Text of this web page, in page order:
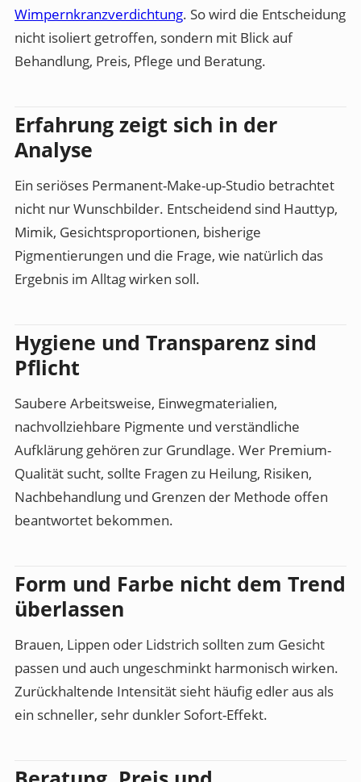
Wimpernkranzverdichtung. So wird die Entscheidung
nicht isoliert getroffen, sondern mit Blick auf
Behandlung, Preis, Pflege und Beratung.
Erfahrung zeigt sich in der
Analyse
Ein seriöses Permanent-Make-up-Studio betrachtet
nicht nur Wunschbilder. Entscheidend sind Hauttyp,
Mimik, Gesichtsproportionen, bisherige
Pigmentierungen und die Frage, wie natürlich das
Ergebnis im Alltag wirken soll.
Hygiene und Transparenz sind
Pflicht
Saubere Arbeitsweise, Einwegmaterialien,
nachvollziehbare Pigmente und verständliche
Aufklärung gehören zur Grundlage. Wer Premium-
Qualität sucht, sollte Fragen zu Heilung, Risiken,
Nachbehandlung und Grenzen der Methode offen
beantwortet bekommen.
Form und Farbe nicht dem Trend
überlassen
Brauen, Lippen oder Lidstrich sollten zum Gesicht
passen und auch ungeschminkt harmonisch wirken.
Zurückhaltende Intensität sieht häufig edler aus als
ein schneller, sehr dunkler Sofort-Effekt.